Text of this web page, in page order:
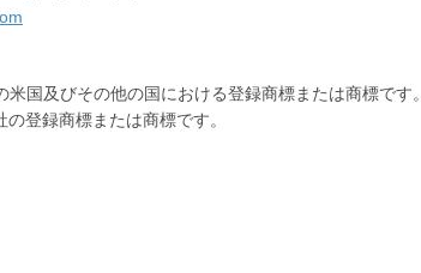
国及びその他の国における登録商標または商標です。
登録商標または商標です。